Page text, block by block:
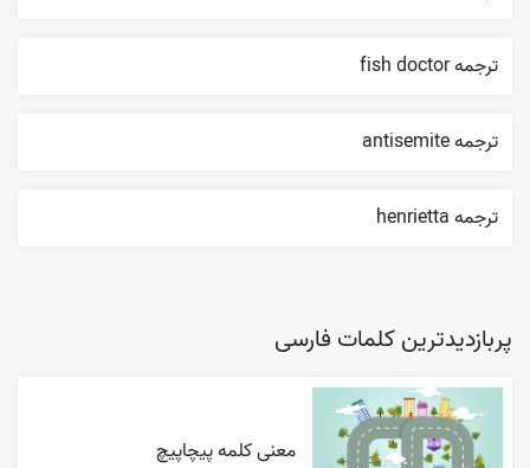
ترجمه fish doctor
ترجمه antisemite
ترجمه henrietta
پربازدیدترین کلمات فارسی
معنی کلمه پیچاپیچ